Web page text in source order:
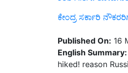
ಕೇಂದ್ರ ಸರ್ಕಾರಿ
English Summary:
hiked! reason